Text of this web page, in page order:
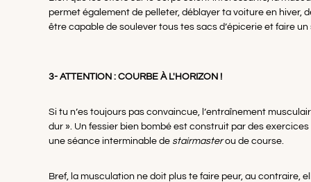
permet également de pelleter, déblayer ta voiture en hiver,
être capable de soulever tous tes sacs d’épicerie et faire un
3- ATTENTION : COURBE À L'HORIZON !
Si tu n’es toujours pas convaincue, l’entraînement
dur ». Un fessier bien bombé est construit par des
une séance interminable de stairmasterou de course.
Bref, la musculation ne doit plus te faire peur, au contraire,